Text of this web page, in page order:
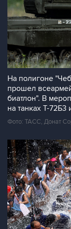
На полигоне
прошел
биатлон". В
на танках Т-
Фото: ТАСС, Донат